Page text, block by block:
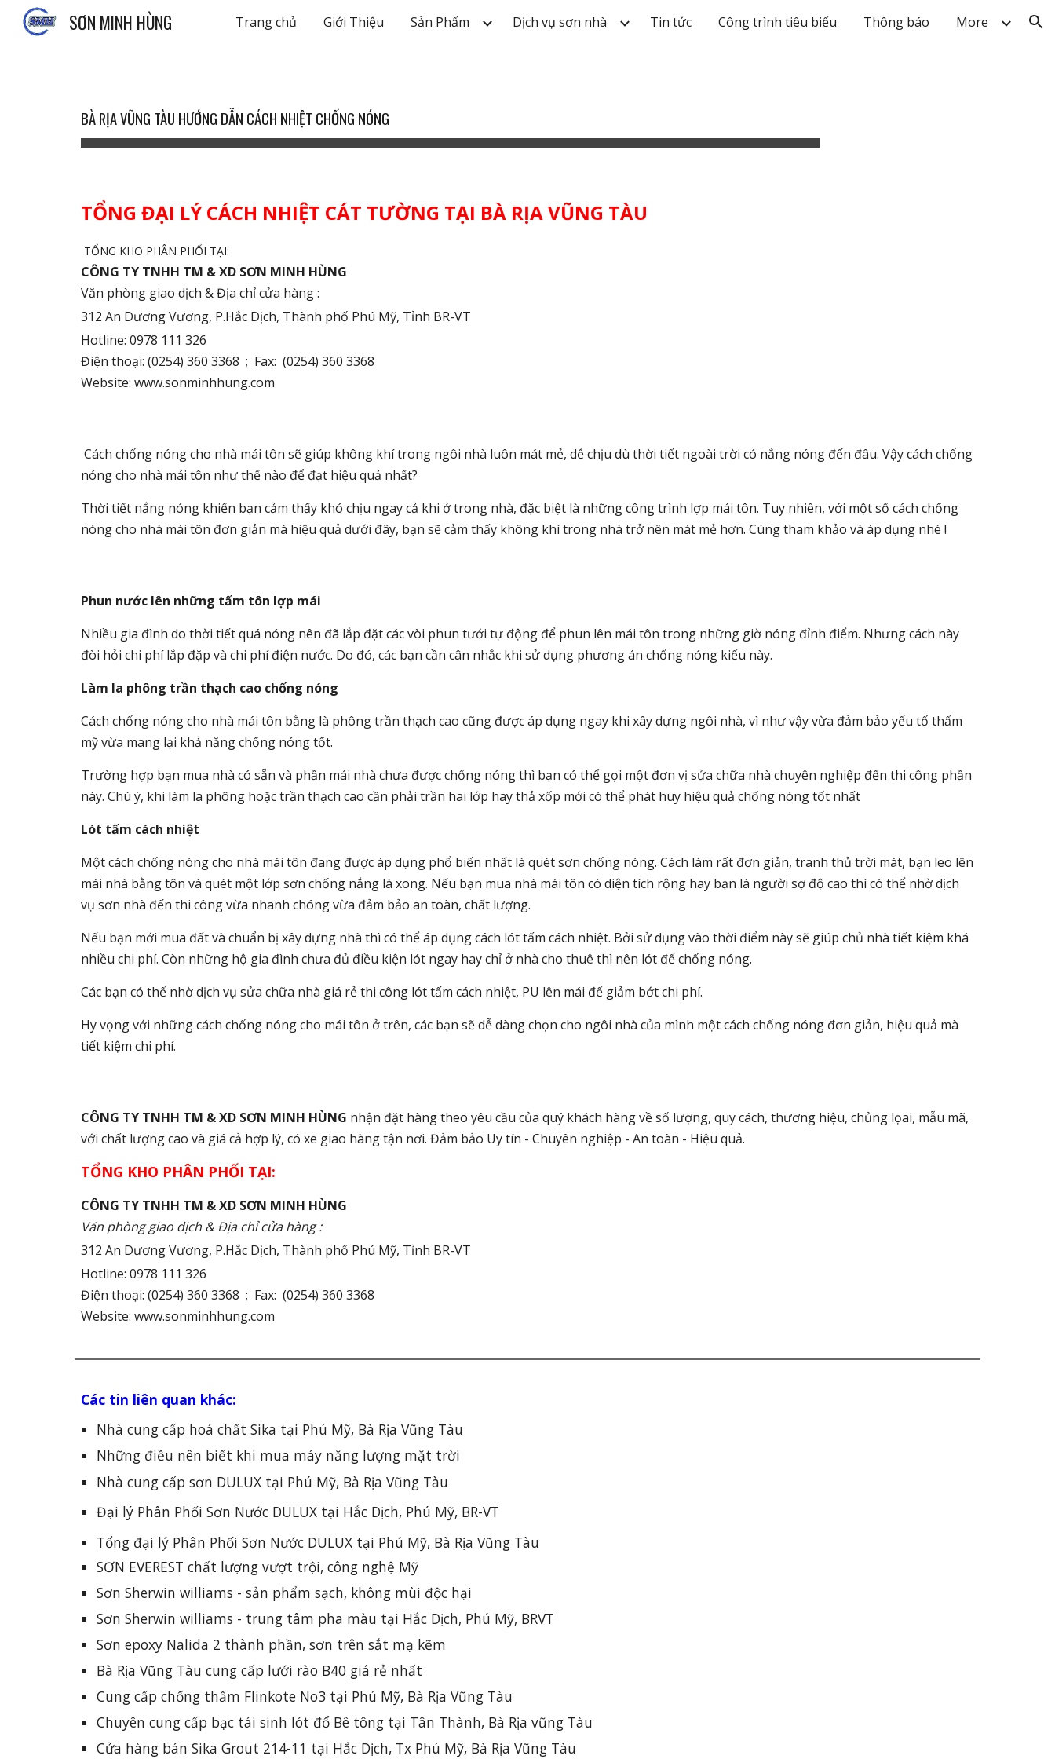
Skip to main content Skip to navigation
SƠN MINH HÙNG Trang chủ Giới Thiệu Sản Phẩm Dịch vụ sơn nhà Tin tức Công trình tiêu biểu Thông báo More
BÀ RỊA VŨNG TÀU HƯỚNG DẪN CÁCH NHIỆT CHỐNG NÓNG
TỔNG ĐẠI LÝ CÁCH NHIỆT CÁT TƯỜNG TẠI BÀ RỊA VŨNG TÀU
TỔNG KHO PHÂN PHỐI TẠI:
CÔNG TY TNHH TM & XD SƠN MINH HÙNG
Văn phòng giao dịch & Địa chỉ cửa hàng :
312 An Dương Vương, P.Hắc Dịch, Thành phố Phú Mỹ, Tỉnh BR-VT
Hotline: 0978 111 326
Điện thoại: (0254) 360 3368 ; Fax: (0254) 360 3368
Website: www.sonminhhung.com
Cách chống nóng cho nhà mái tôn sẽ giúp không khí trong ngôi nhà luôn mát mẻ, dễ chịu dù thời tiết ngoài trời có nắng nóng đến đâu. Vậy cách chống
nóng cho nhà mái tôn như thế nào để đạt hiệu quả nhất?
Thời tiết nắng nóng khiến bạn cảm thấy khó chịu ngay cả khi ở trong nhà, đặc biệt là những công trình lợp mái tôn. Tuy nhiên, với một số cách chống
nóng cho nhà mái tôn đơn giản mà hiệu quả dưới đây, bạn sẽ cảm thấy không khí trong nhà trở nên mát mẻ hơn. Cùng tham khảo và áp dụng nhé !
Phun nước lên những tấm tôn lợp mái
Nhiều gia đình do thời tiết quá nóng nên đã lắp đặt các vòi phun tưới tự động để phun lên mái tôn trong những giờ nóng đỉnh điểm. Nhưng cách này
đòi hỏi chi phí lắp đặp và chi phí điện nước. Do đó, các bạn cần cân nhắc khi sử dụng phương án chống nóng kiểu này.
Làm la phông trần thạch cao chống nóng
Cách chống nóng cho nhà mái tôn bằng là phông trần thạch cao cũng được áp dụng ngay khi xây dựng ngôi nhà, vì như vậy vừa đảm bảo yếu tố thẩm
mỹ vừa mang lại khả năng chống nóng tốt.
Trường hợp bạn mua nhà có sẵn và phần mái nhà chưa được chống nóng thì bạn có thể gọi một đơn vị sửa chữa nhà chuyên nghiệp đến thi công phần
này. Chú ý, khi làm la phông hoặc trần thạch cao cần phải trần hai lớp hay thả xốp mới có thể phát huy hiệu quả chống nóng tốt nhất
Lót tấm cách nhiệt
Một cách chống nóng cho nhà mái tôn đang được áp dụng phổ biến nhất là quét sơn chống nóng. Cách làm rất đơn giản, tranh thủ trời mát, bạn leo lên
mái nhà bằng tôn và quét một lớp sơn chống nắng là xong. Nếu bạn mua nhà mái tôn có diện tích rộng hay bạn là người sợ độ cao thì có thể nhờ dịch
vụ sơn nhà đến thi công vừa nhanh chóng vừa đảm bảo an toàn, chất lượng.
Nếu bạn mới mua đất và chuẩn bị xây dựng nhà thì có thể áp dụng cách lót tấm cách nhiệt. Bởi sử dụng vào thời điểm này sẽ giúp chủ nhà tiết kiệm khá
nhiều chi phí. Còn những hộ gia đình chưa đủ điều kiện lót ngay hay chỉ ở nhà cho thuê thì nên lót để chống nóng.
Các bạn có thể nhờ dịch vụ sửa chữa nhà giá rẻ thi công lót tấm cách nhiệt, PU lên mái để giảm bớt chi phí.
Hy vọng với những cách chống nóng cho mái tôn ở trên, các bạn sẽ dễ dàng chọn cho ngôi nhà của mình một cách chống nóng đơn giản, hiệu quả mà
tiết kiệm chi phí.
CÔNG TY TNHH TM & XD SƠN MINH HÙNG nhận đặt hàng theo yêu cầu của quý khách hàng về số lượng, quy cách, thương hiệu, chủng lọai, mẫu mã,
với chất lượng cao và giá cả hợp lý, có xe giao hàng tận nơi. Đảm bảo Uy tín - Chuyên nghiệp - An toàn - Hiệu quả.
TỔNG KHO PHÂN PHỐI TẠI:
CÔNG TY TNHH TM & XD SƠN MINH HÙNG
Văn phòng giao dịch & Địa chỉ cửa hàng :
312 An Dương Vương, P.Hắc Dịch, Thành phố Phú Mỹ, Tỉnh BR-VT
Hotline: 0978 111 326
Điện thoại: (0254) 360 3368 ; Fax: (0254) 360 3368
Website: www.sonminhhung.com
Các tin liên quan khác:
Nhà cung cấp hoá chất Sika tại Phú Mỹ, Bà Rịa Vũng Tàu
Những điều nên biết khi mua máy năng lượng mặt trời
Nhà cung cấp sơn DULUX tại Phú Mỹ, Bà Rịa Vũng Tàu
Đại lý Phân Phối Sơn Nước DULUX tại Hắc Dịch, Phú Mỹ, BR-VT
Tổng đại lý Phân Phối Sơn Nước DULUX tại Phú Mỹ, Bà Rịa Vũng Tàu
SƠN EVEREST chất lượng vượt trội, công nghệ Mỹ
Sơn Sherwin williams - sản phẩm sạch, không mùi độc hại
Sơn Sherwin williams - trung tâm pha màu tại Hắc Dịch, Phú Mỹ, BRVT
Sơn epoxy Nalida 2 thành phần, sơn trên sắt mạ kẽm
Bà Rịa Vũng Tàu cung cấp lưới rào B40 giá rẻ nhất
Cung cấp chống thấm Flinkote No3 tại Phú Mỹ, Bà Rịa Vũng Tàu
Chuyên cung cấp bạc tái sinh lót đổ Bê tông tại Tân Thành, Bà Rịa vũng Tàu
Cửa hàng bán Sika Grout 214-11 tại Hắc Dịch, Tx Phú Mỹ, Bà Rịa Vũng Tàu